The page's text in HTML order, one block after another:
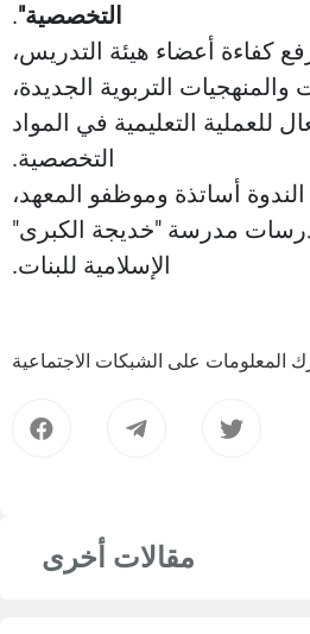
التخصصية".
كفاءة أعضاء هيئة التدريس،
والمنهجيات التربوية الجديدة،
للعملية التعليمية في المواد
التخصصية.
أساتذة وموظفو المعهد،
مدرسة "خديجة الكبرى"
الإسلامية للبنات.
المعلومات على الشبكات الاجتماعية
مقالات أخرى